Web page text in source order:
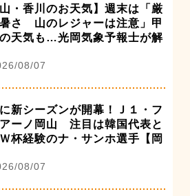
山・香川のお天気】週末は「厳
さ 山のレジャーは注意」甲
天気も…光岡気象予報士が解
08/07
新シーズンが開幕！Ｊ１・フ
ーノ岡山 注目は韓国代表と
杯経験のナ・サンホ選手【岡
08/07